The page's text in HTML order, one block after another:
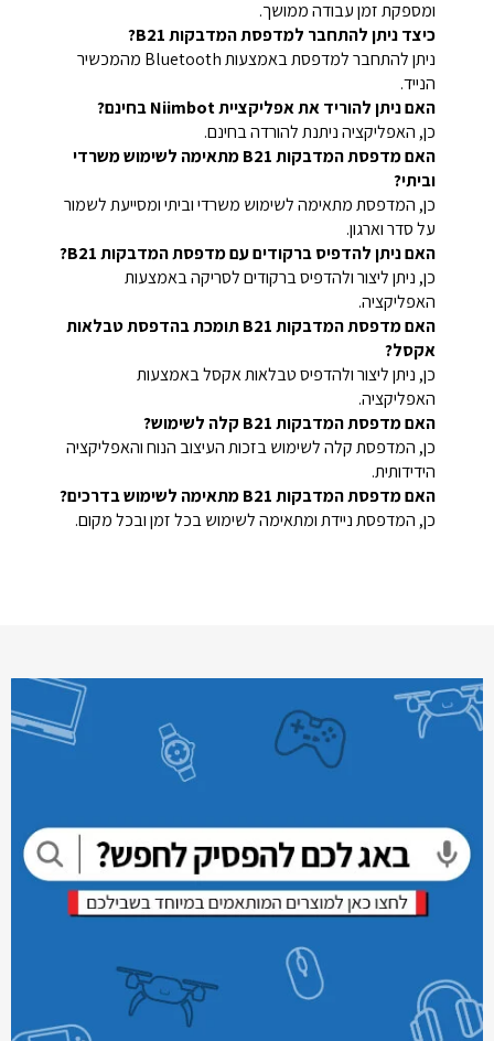
ומספקת זמן עבודה ממושך.
כיצד ניתן להתחבר למדפסת המדבקות B21?
ניתן להתחבר למדפסת באמצעות Bluetooth מהמכשיר
הנייד.
האם ניתן להוריד את אפליקציית Niimbot בחינם?
כן, האפליקציה ניתנת להורדה בחינם.
האם מדפסת המדבקות B21 מתאימה לשימוש משרדי
וביתי?
כן, המדפסת מתאימה לשימוש משרדי וביתי ומסייעת לשמור
על סדר וארגון.
האם ניתן להדפיס ברקודים עם מדפסת המדבקות B21?
כן, ניתן ליצור ולהדפיס ברקודים לסריקה באמצעות
האפליקציה.
האם מדפסת המדבקות B21 תומכת בהדפסת טבלאות
אקסל?
כן, ניתן ליצור ולהדפיס טבלאות אקסל באמצעות
האפליקציה.
האם מדפסת המדבקות B21 קלה לשימוש?
כן, המדפסת קלה לשימוש בזכות העיצוב הנוח והאפליקציה
הידידותית.
האם מדפסת המדבקות B21 מתאימה לשימוש בדרכים?
כן, המדפסת ניידת ומתאימה לשימוש בכל זמן ובכל מקום.